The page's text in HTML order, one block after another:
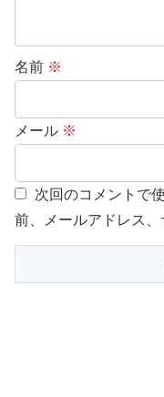
名前 ※
メール ※
次回のコメントで
前、メールアドレス、